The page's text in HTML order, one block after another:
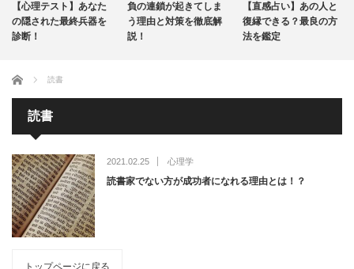
【心理テスト】あなた
の隠された最終兵器を
診断！
負の連鎖が起きてしま
う理由と対策を徹底解
説！
【直感占い】あの人と
復縁できる？最良の方
法を鑑定
ホーム 読書
読書
2021.02.25 心理学
読書家でない方が成功者になれる理由とは！？
トップページに戻る